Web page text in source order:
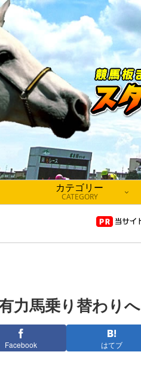
カテゴリー
CATEGORY
力馬乗り替わりへ
Facebook はてブ